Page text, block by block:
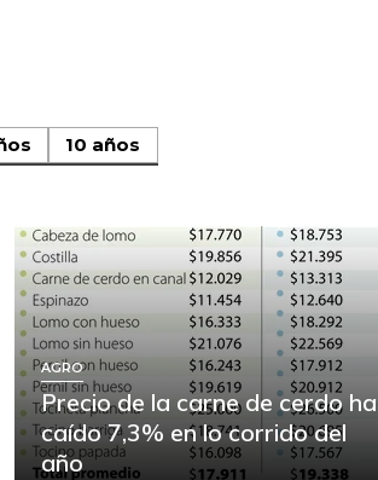
10 años
AGRO
Precio de la carne de cerdo ha
caído 7,3% en lo corrido del
año